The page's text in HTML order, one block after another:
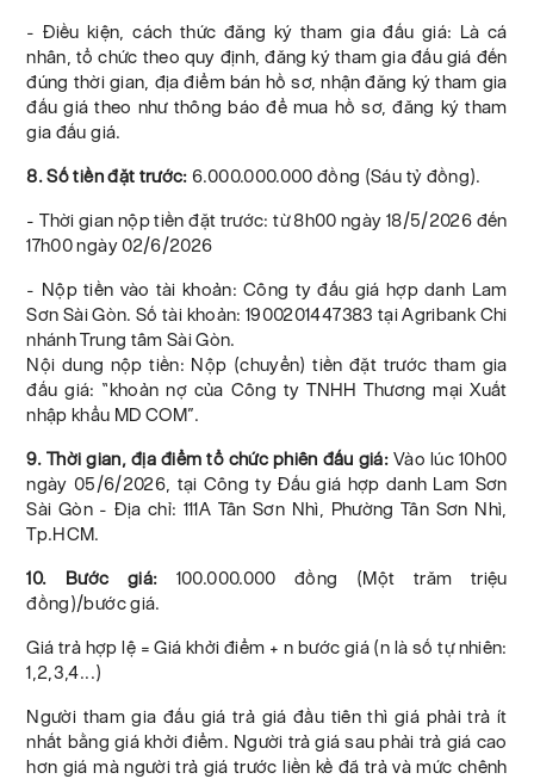
- Điều kiện, cách thức đăng ký tham gia đấu giá: Là cá
nhân, tổ chức theo quy định, đăng ký tham gia đấu giá đến
đúng thời gian, địa điểm bán hồ sơ, nhận đăng ký tham gia
đấu giá theo như thông báo để mua hồ sơ, đăng ký tham
gia đấu giá.
8. Số tiền đặt trước: 6.000.000.000 đồng (Sáu tỷ đồng).
- Thời gian nộp tiền đặt trước: từ 8h00 ngày 18/5/2026 đến
17h00 ngày 02/6/2026
- Nộp tiền vào tài khoản: Công ty đấu giá hợp danh Lam
Sơn Sài Gòn. Số tài khoản: 1900201447383 tại Agribank Chi
nhánh Trung tâm Sài Gòn.
Nội dung nộp tiền: Nộp (chuyển) tiền đặt trước tham gia
đấu giá: “khoản nợ của Công ty TNHH Thương mại Xuất
nhập khẩu MD COM”.
9. Thời gian, địa điểm tổ chức phiên đấu giá: Vào lúc 10h00
ngày 05/6/2026, tại Công ty Đấu giá hợp danh Lam Sơn
Sài Gòn - Địa chỉ: 111A Tân Sơn Nhì, Phường Tân Sơn Nhì,
Tp.HCM.
10. Bước giá: 100.000.000 đồng (Một trăm triệu
đồng)/bước giá.
Giá trả hợp lệ = Giá khởi điểm + n bước giá (n là số tự nhiên:
1,2,3,4...)
Người tham gia đấu giá trả giá đầu tiên thì giá phải trả ít
nhất bằng giá khởi điểm. Người trả giá sau phải trả giá cao
hơn giá mà người trả giá trước liền kề đã trả và mức chênh